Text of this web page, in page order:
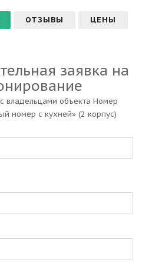
ОТЗЫВЫ ЦЕНЫ
заявка на
с владельцами объекта Номер
номер с кухней» (2 корпус)